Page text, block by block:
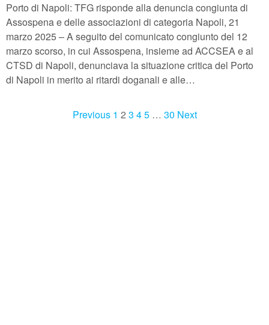
Porto di Napoli: TFG risponde alla denuncia congiunta di
Assospena e delle associazioni di categoria Napoli, 21
marzo 2025 – A seguito del comunicato congiunto del 12
marzo scorso, in cui Assospena, insieme ad ACCSEA e al
CTSD di Napoli, denunciava la situazione critica del Porto
di Napoli in merito ai ritardi doganali e alle…
Previous 1 2 3 45 … 30 Next